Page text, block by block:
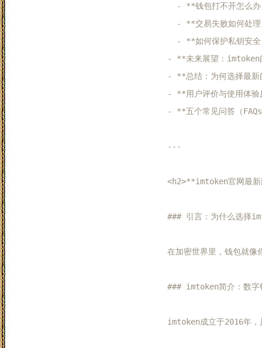
- **钱包打不开怎么
- **交易失败如何处
- **如何保护私钥安
- **未来展望：
- **总结：为何选择最
- **用户评价与使用体
- **五个常见问答（
---
<h2>**imtoken官网最新
### 引言：为什么选择
在加密世界里，钱包就像
### imtoken简介：数字
imtoken成立于2016年，